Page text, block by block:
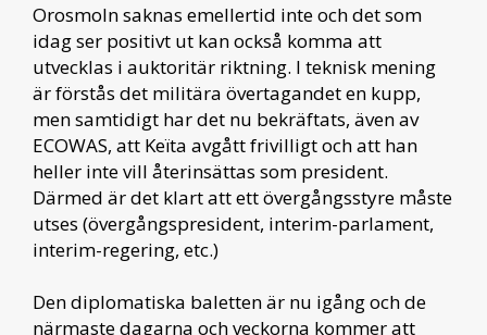
Orosmoln saknas emellertid inte och det som
idag ser positivt ut kan också komma att
utvecklas i auktoritär riktning. I teknisk mening
är förstås det militära övertagandet en kupp,
men samtidigt har det nu bekräftats, även av
ECOWAS, att Keïta avgått frivilligt och att han
heller inte vill återinsättas som president.
Därmed är det klart att ett övergångsstyre måste
utses (övergångspresident, interim-parlament,
interim-regering, etc.)
Den diplomatiska baletten är nu igång och de
närmaste dagarna och veckorna kommer att